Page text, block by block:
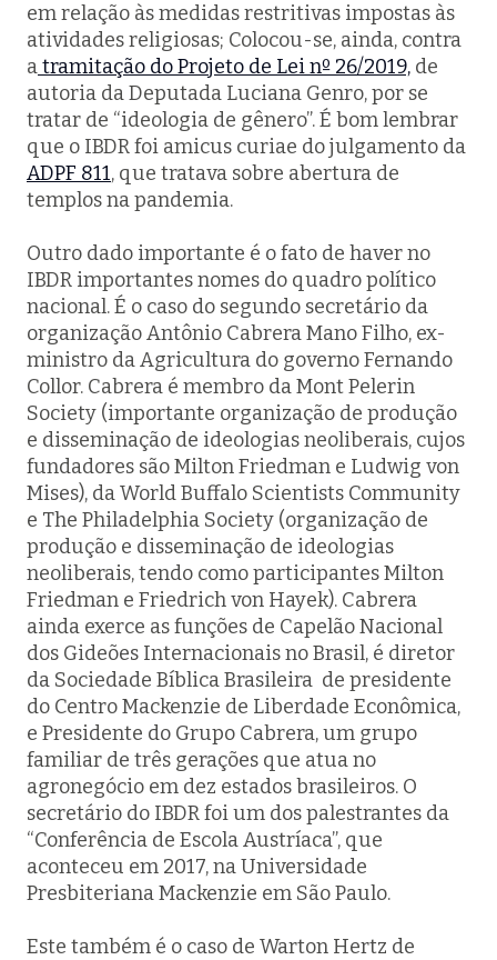
em relação às medidas restritivas impostas às
atividades religiosas; Colocou-se, ainda, contra
atramitação do Projeto de Lei nº 26/2019, de
autoria da Deputada Luciana Genro, por se
tratar de “ideologia de gênero”. É bom lembrar
que o IBDR foi amicus curiae do julgamento da
ADPF 811, que tratava sobre abertura de
templos na pandemia.
Outro dado importante é o fato de haver no
IBDR importantes nomes do quadro político
nacional. É o caso do segundo secretário da
organização Antônio Cabrera Mano Filho, ex-
ministro da Agricultura do governo Fernando
Collor. Cabrera é membro da Mont Pelerin
Society (importante organização de produção
e disseminação de ideologias neoliberais, cujos
fundadores são Milton Friedman e Ludwig von
Mises), da World Buffalo Scientists Community
e The Philadelphia Society (organização de
produção e disseminação de ideologias
neoliberais, tendo como participantes Milton
Friedman e Friedrich von Hayek). Cabrera
ainda exerce as funções de Capelão Nacional
dos Gideões Internacionais no Brasil, é diretor
da Sociedade Bíblica Brasileira de presidente
do Centro Mackenzie de Liberdade Econômica,
e Presidente do Grupo Cabrera, um grupo
familiar de três gerações que atua no
agronegócio em dez estados brasileiros. O
secretário do IBDR foi um dos palestrantes da
“Conferência de Escola Austríaca”, que
aconteceu em 2017, na Universidade
Presbiteriana Mackenzie em São Paulo.
Este também é o caso de Warton Hertz de